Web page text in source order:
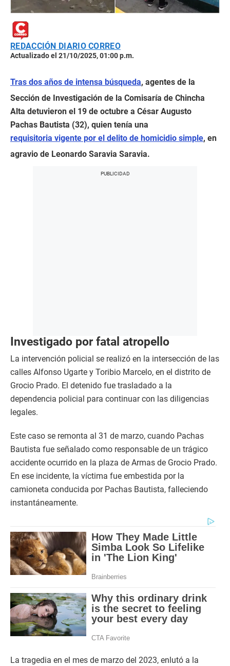
REDACCIÓN DIARIO CORREO
Actualizado el 21/10/2025, 01:00 p.m.
Tras dos años de intensa búsqueda, agentes de la
Sección de Investigación de la Comisaría de Chincha
Alta detuvieron el 19 de octubre a César Augusto
Pachas Bautista (32), quien tenía una
requisitoria vigente por el delito de homicidio simple, en
agravio de Leonardo Saravia Saravia.
Investigado por fatal atropello
La intervención policial se realizó en la intersección de las
calles Alfonso Ugarte y Toribio Marcelo, en el distrito de
Grocio Prado. El detenido fue trasladado a la
dependencia policial para continuar con las diligencias
legales.
Este caso se remonta al 31 de marzo, cuando Pachas
Bautista fue señalado como responsable de un trágico
accidente ocurrido en la plaza de Armas de Grocio Prado.
En ese incidente, la víctima fue embestida por la
camioneta conducida por Pachas Bautista, falleciendo
instantáneamente.
La tragedia en el mes de marzo del 2023, enlutó a la